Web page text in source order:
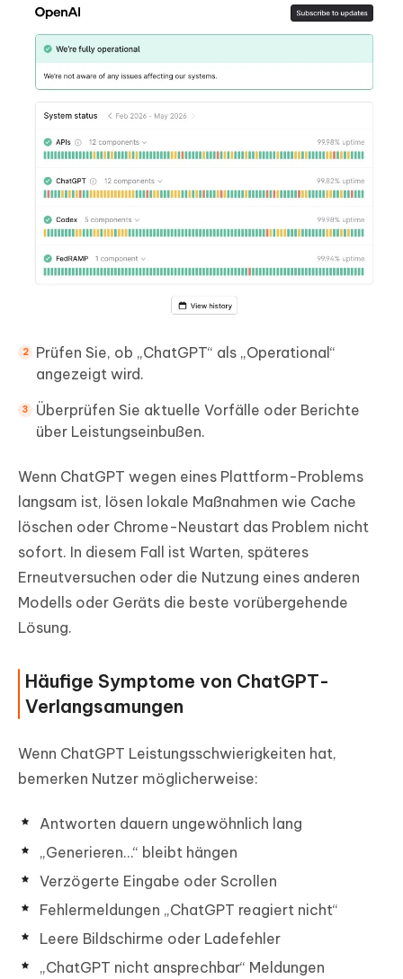
Prüfen Sie, ob „ChatGPT“ als „Operational“
angezeigt wird.
Überprüfen Sie aktuelle Vorfälle oder Berichte
über Leistungseinbußen.
Wenn ChatGPT wegen eines Plattform-Problems
langsam ist, lösen lokale Maßnahmen wie Cache
löschen oder Chrome-Neustart das Problem nicht
sofort. In diesem Fall ist Warten, späteres
Erneutversuchen oder die Nutzung eines anderen
Modells oder Geräts die beste vorübergehende
Lösung.
Häufige Symptome von ChatGPT-
Verlangsamungen
Wenn ChatGPT Leistungsschwierigkeiten hat,
bemerken Nutzer möglicherweise:
Antworten dauern ungewöhnlich lang
„Generieren…“ bleibt hängen
Verzögerte Eingabe oder Scrollen
Fehlermeldungen „ChatGPT reagiert nicht“
Leere Bildschirme oder Ladefehler
„ChatGPT nicht ansprechbar“ Meldungen